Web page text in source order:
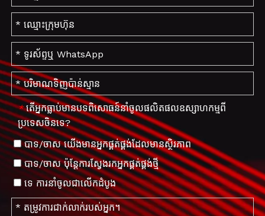
* តើអ្នកធ្លាប់មានបទពិសោធន៍នាំចូលផលិតផលឧស្សាហកម្មពី
ប្រទេសចិនទេ?
បាទ/ចាស យើង​មាន​អ្នក​ផ្គត់ផ្គង់​ដែល​មាន​ស្ថិរភាព
បាទ/ចាស ប៉ុន្តែ​ការ​ស្វែង​រក​អ្នក​ផ្គត់ផ្គង់​ថ្មី
​ទេ ការ​នាំ​ចូល​ជា​លើក​ដំបូង